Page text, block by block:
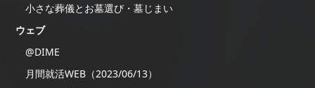
小さな葬儀とお墓選び・墓じまい
ウェブ
@DIME
月間就活WEB（2023/06/13）